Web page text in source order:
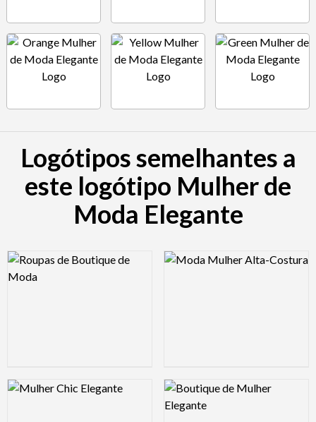
Logótipos semelhantes a
este logótipo Mulher de
Moda Elegante
Logo Preview Image Logo Preview Image
Logo Preview Image Logo Preview Image